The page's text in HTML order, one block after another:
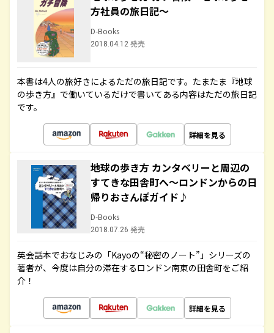
方社員の旅日記～
D-Books
2018.04.12 発売
本書は4人の旅好きによるただの旅日記です。たまたま『地球
の歩き方』で働いているだけで書いてある内容はただの旅日記
です。
詳細を見る
地球の歩き方 カンタベリーと周辺の
すてきな田舎町へ～ロンドンからの日
帰りおさんぽガイド♪
D-Books
2018.07.26 発売
英会話本でおなじみの「Kayoの“秘密のノート”」シリーズの
著者が、今度は自分の滞在するロンドン南東の田舎町をご紹
介！
詳細を見る